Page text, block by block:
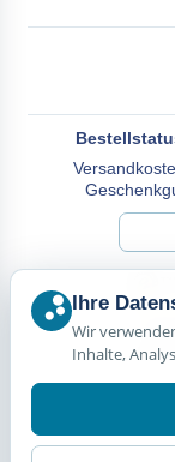
Ihre
Wir
Inhalte,